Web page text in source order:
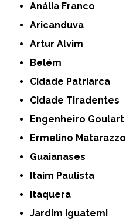
Anália Franco
Aricanduva
Artur Alvim
Belém
Cidade Patriarca
Cidade Tiradentes
Engenheiro Goulart
Ermelino Matarazzo
Guaianases
Itaim Paulista
Itaquera
Jardim Iguatemi